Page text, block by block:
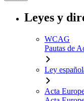
Leyes y
WCAG
Pautas de
Ley
Acta